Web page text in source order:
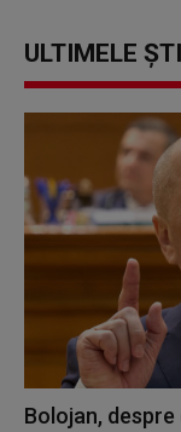
ULTIMELE
Bolojan,